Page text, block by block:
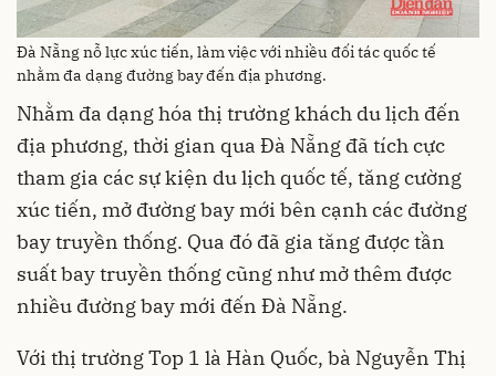
Đà Nẵng nỗ lực xúc tiến, làm việc với nhiều đối tác quốc tế
nhằm đa dạng đường bay đến địa phương.
Nhằm đa dạng hóa thị trường khách du lịch đến
địa phương, thời gian qua Đà Nẵng đã tích cực
tham gia các sự kiện du lịch quốc tế, tăng cường
xúc tiến, mở đường bay mới bên cạnh các đường
bay truyền thống. Qua đó đã gia tăng được tần
suất bay truyền thống cũng như mở thêm được
nhiều đường bay mới đến Đà Nẵng.
Với thị trường Top 1 là Hàn Quốc, bà Nguyễn Thị